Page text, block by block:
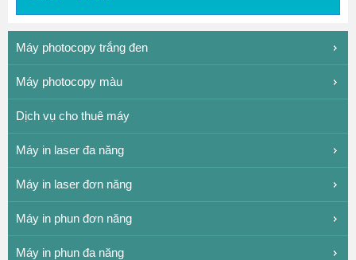
Máy photocopy trắng đen
Máy photocopy màu
Dịch vụ cho thuê máy
Máy in laser đa năng
Máy in laser đơn năng
Máy in phun đơn năng
Máy in phun đa năng